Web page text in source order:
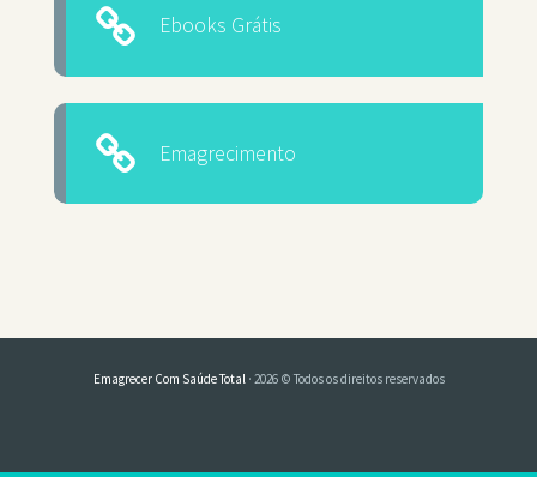
Ebooks Grátis
Emagrecimento
Emagrecer Com Saúde Total · 2026 © Todos os direitos reservados